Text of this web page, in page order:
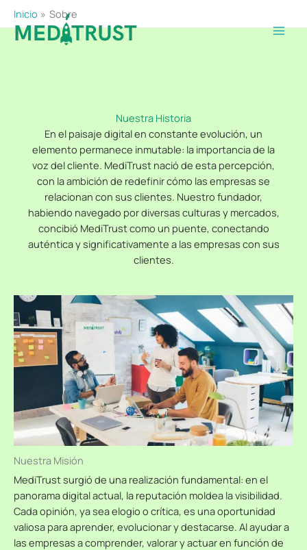
contenido
Inicio Sobre
Nuestra Historia
En el paisaje digital en constante evolución, un
elemento permanece inmutable: la importancia de la
voz del cliente. MediTrust nació de esta percepción,
con la ambición de redefinir cómo las empresas se
relacionan con sus clientes. Nuestro fundador,
habiendo navegado por diversas culturas y mercados,
concibió MediTrust como un puente, conectando
auténtica y significativamente a las empresas con sus
clientes.
Nuestra Misión
MediTrust surgió de una realización fundamental: en el
panorama digital actual, la reputación moldea la visibilidad.
Cada opinión, ya sea elogio o crítica, es una oportunidad
valiosa para aprender, evolucionar y destacarse. Al ayudar a
las empresas a comprender, valorar y actuar en función de